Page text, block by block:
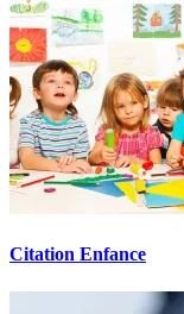
Citation Enfance